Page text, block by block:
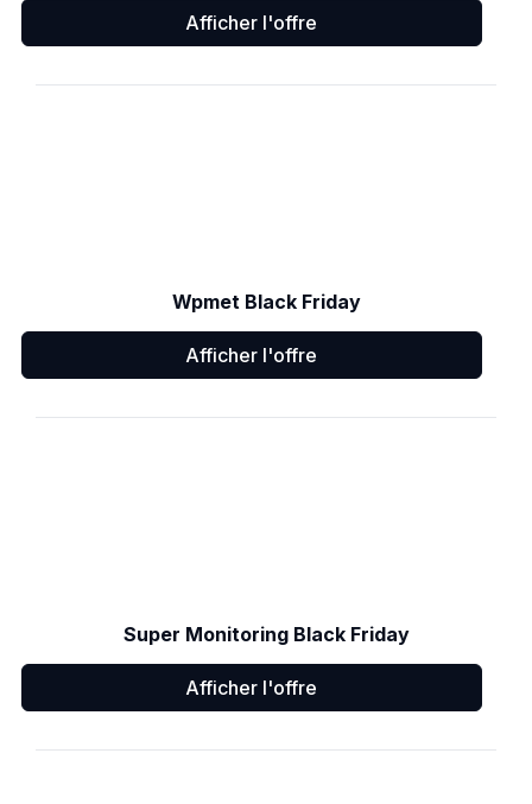
Afficher l'offre
Wpmet Black Friday
Afficher l'offre
Super Monitoring Black Friday
Afficher l'offre